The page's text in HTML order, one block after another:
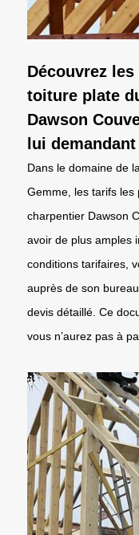
Découvrez
toiture plate
Dawson
lui
Dans le domaine de
Gemme, les tarifs les
charpentier Dawson
avoir de plus amples
conditions tarifaires,
auprès de son
devis détaillé. Ce
vous n’aurez pas à